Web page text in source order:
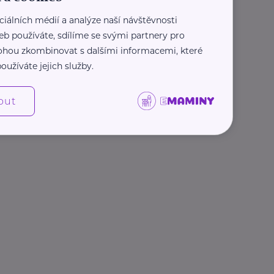
médií a analýze naší návštěvnosti
používáte, sdílíme se svými partnery pro
zkombinovat s dalšími informacemi, které
jejich služby.